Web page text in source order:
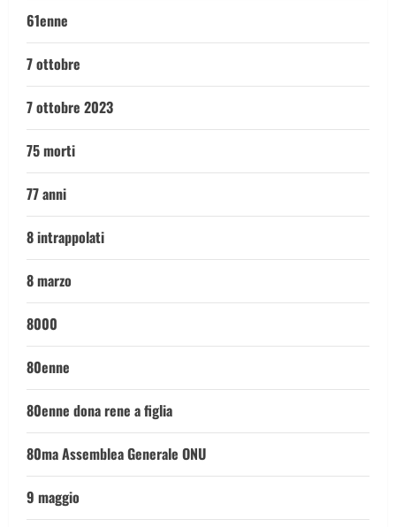
61enne
7 ottobre
7 ottobre 2023
75 morti
77 anni
8 intrappolati
8 marzo
8000
80enne
80enne dona rene a figlia
80ma Assemblea Generale ONU
9 maggio